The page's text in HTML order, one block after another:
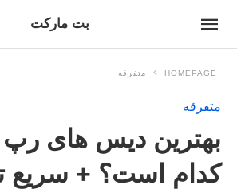
بت مارکت
HOMEPAGE متفرقه
متفرقه
بهترین دیس های
کدام است؟ + سریع